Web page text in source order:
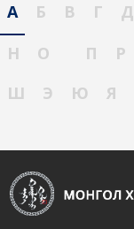
А Б В Г Д
Н
О П Р
Ш
Э Ю Я